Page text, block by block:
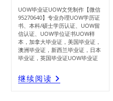
UOW毕业证UOW文凭制作【微信
95270640】专业办理UOW学历证
书、本科/硕士学历认证、UOW留
信认证、UOW学位证书UOW样
本，加拿大毕业证，美国毕业证，
澳洲毕业证，新西兰毕业证，日本
毕业证，英国毕业证UOW毕业证
继续阅读 UOW
毕
业